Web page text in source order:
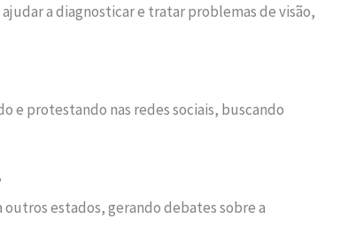
a diagnosticar e tratar problemas de visão,
e protestando nas redes sociais, buscando
estados, gerando debates sobre a